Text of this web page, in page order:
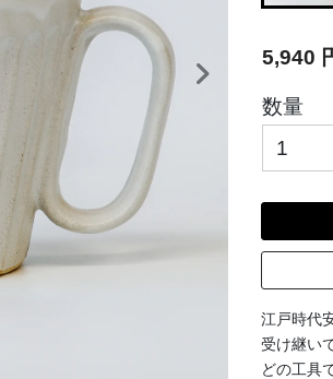
江戸時代
受け継い
どの工具
5,940
数量